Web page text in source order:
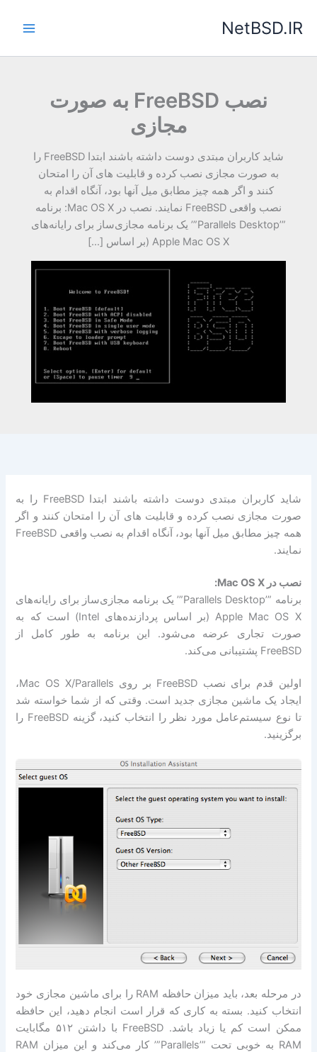
NetBSD.IR
نصب FreeBSD به صورت
مجازی
شاید کاربران مبتدی دوست داشته باشند ابتدا FreeBSD را
به صورت مجازی نصب کرده و قابلیت های آن را امتحان
کنند و اگر همه چیز مطابق میل آنها بود، آنگاه اقدام به
نصب واقعی FreeBSD نمایند. نصب در Mac OS X: برنامه
”’Parallels Desktop”’ یک برنامه مجازی‌ساز برای رایانه‌های
Apple Mac OS X (بر اساس […]
شاید کاربران مبتدی دوست داشته باشند ابتدا FreeBSD را به
صورت مجازی نصب کرده و قابلیت های آن را امتحان کنند و اگر
همه چیز مطابق میل آنها بود، آنگاه اقدام به نصب واقعی FreeBSD
نمایند.
نصب در Mac OS X:
برنامه ”’Parallels Desktop”’ یک برنامه مجازی‌ساز برای رایانه‌های
Apple Mac OS X (بر اساس پردازنده‌های Intel) است که به
صورت تجاری عرضه می‌شود. این برنامه به طور کامل از
FreeBSD پشتیبانی می‌کند.
اولین قدم برای نصب FreeBSD بر روی Mac OS X/Parallels،
ایجاد یک ماشین مجازی جدید است. وقتی که از شما خواسته شد
تا نوع سیستم‌عامل مورد نظر را انتخاب کنید، گزینه FreeBSD را
برگزینید.
در مرحله بعد، باید میزان حافظه RAM را برای ماشین مجازی خود
انتخاب کنید. بسته به کاری که قرار است انجام دهید، این حافظه
ممکن است کم یا زیاد باشد. FreeBSD با داشتن ۵۱۲ مگابایت
RAM به خوبی تحت ”’Parallels”’ کار می‌کند و این میزان RAM